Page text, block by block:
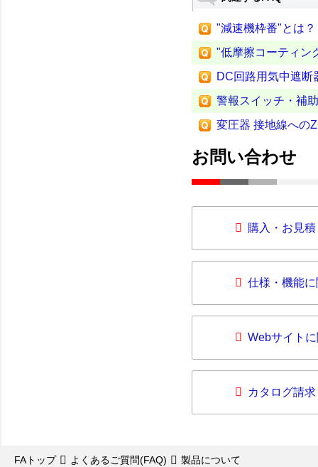
"減速機枠番"とは？
"低摩擦コーティン
DC回路用気中遮断
警報スイッチ・補
変圧器 接地線への
お問い合わせ
購入・お見
仕様・機能
Webサイト
カタログ請求
FAトップ よくあるご質問(FAQ)
製品について